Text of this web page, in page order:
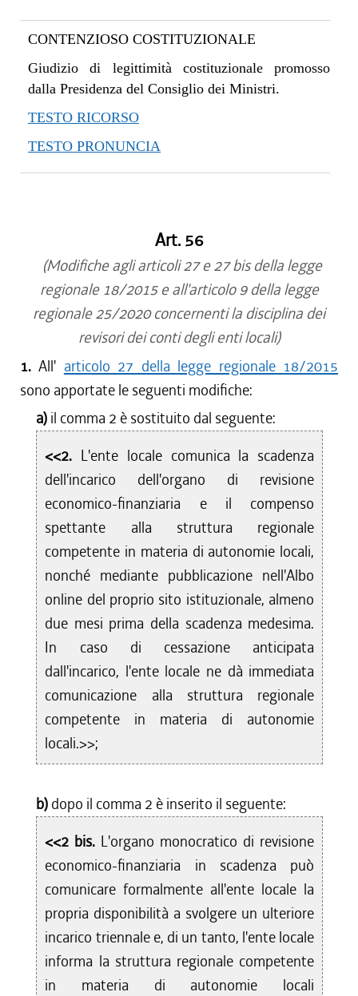
CONTENZIOSO COSTITUZIONALE
Giudizio di legittimità costituzionale promosso
dalla Presidenza del Consiglio dei Ministri.
TESTO RICORSO
TESTO PRONUNCIA
Art. 56
(Modifiche agli articoli 27 e 27 bis della legge
regionale 18/2015 e all'articolo 9 della legge
regionale 25/2020 concernenti la disciplina dei
revisori dei conti degli enti locali)
1.All' articolo 27 della legge regionale 18/2015
sono apportate le seguenti modifiche:
a) il comma 2 è sostituito dal seguente:
<<2. L'ente locale comunica la scadenza
dell'incarico dell'organo di revisione
economico-finanziaria e il compenso
spettante alla struttura regionale
competente in materia di autonomie locali,
nonché mediante pubblicazione nell'Albo
online del proprio sito istituzionale, almeno
due mesi prima della scadenza medesima.
In caso di cessazione anticipata
dall'incarico, l'ente locale ne dà immediata
comunicazione alla struttura regionale
competente in materia di autonomie
locali.>>;
b) dopo il comma 2 è inserito il seguente:
<<2 bis. L'organo monocratico di revisione
economico-finanziaria in scadenza può
comunicare formalmente all'ente locale la
propria disponibilità a svolgere un ulteriore
incarico triennale e, di un tanto, l'ente locale
informa la struttura regionale competente
in materia di autonomie locali